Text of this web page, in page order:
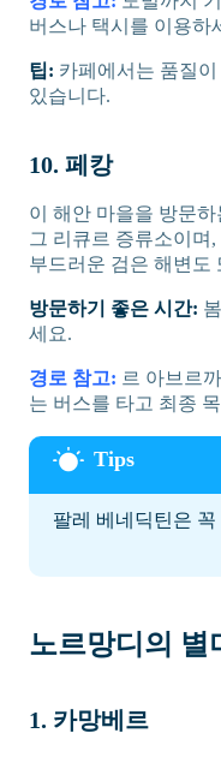
버스나 택시를 이용하
팁: 카페에서는 품질
있습니다.
10. 페캉
이 해안 마을을 방문
그 리큐르 증류소이며
부드러운 검은 해변도
방문하기 좋은 시간:
세요.
경로 참고: 르 아브르
는 버스를 타고 최종
팔레 베네딕틴은
노르망디의 별
1. 카망베르